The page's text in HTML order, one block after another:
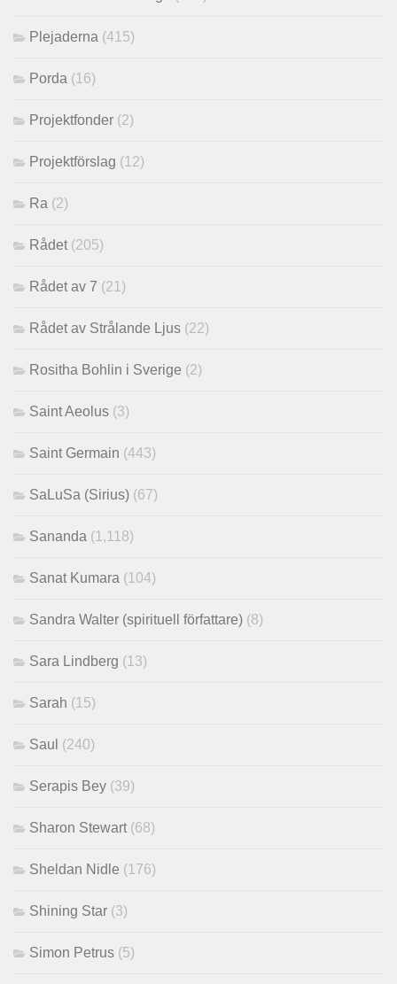
Plejaderna (415)
Porda (16)
Projektfonder (2)
Projektförslag (12)
Ra (2)
Rådet (205)
Rådet av 7 (21)
Rådet av Strålande Ljus (22)
Rositha Bohlin i Sverige (2)
Saint Aeolus (3)
Saint Germain (443)
SaLuSa (Sirius) (67)
Sananda (1,118)
Sanat Kumara (104)
Sandra Walter (spirituell författare) (8)
Sara Lindberg (13)
Sarah (15)
Saul (240)
Serapis Bey (39)
Sharon Stewart (68)
Sheldan Nidle (176)
Shining Star (3)
Simon Petrus (5)